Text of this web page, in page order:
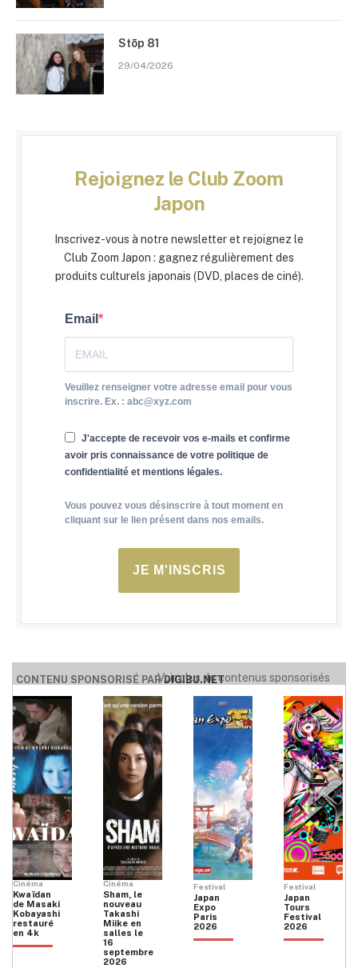
Stōp 81
29/04/2026
Rejoignez le Club Zoom
Japon
Inscrivez-vous à notre newsletter et rejoignez le
Club Zoom Japon : gagnez régulièrement des
produits culturels japonais (DVD, places de ciné).
Email
Veuillez renseigner votre adresse email pour vous
inscrire. Ex. : abc@xyz.com
J'accepte de recevoir vos e-mails et confirme
avoir pris connaissance de votre politique de
confidentialité et mentions légales.
Vous pouvez vous désinscrire à tout moment en
cliquant sur le lien présent dans nos emails.
JE M'INSCRIS
CONTENU SPONSORISÉ PARDIGIBU.NET
Voir plus de contenus sponsorisés
Cinéma
Kwaïdan
de Masaki
Kobayashi
restauré
en 4k
Cinéma
Sham, le
nouveau
Takashi
Miike en
salles le
16
septembre
2026
Festival
Japan
Expo
Paris
2026
Festival
Japan
Tours
Festival
2026